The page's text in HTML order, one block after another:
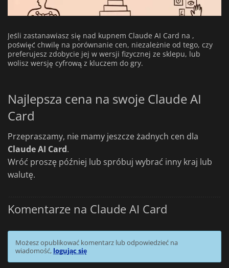
Jeśli zastanawiasz się nad kupnem Claude AI Card na ,
poświęć chwilę na porównanie cen, niezależnie od tego, czy
preferujesz zdobycie jej w wersji fizycznej ze sklepu, lub
wolisz wersję cyfrową z kluczem do gry.
Najlepsza cena na swoje Claude AI
Card
Przepraszamy, nie mamy jeszcze żadnych cen dla
Claude AI Card.
Wróć proszę później lub spróbuj wybrać inny kraj lub
walutę.
Komentarze na Claude AI Card
Możesz opublikować komentarz lub odpowiedzieć na
wiadomość, logując się